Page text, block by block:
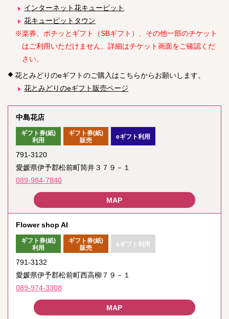
インターネット花キューピット
花キューピットタウン
※楽券、ポチッとギフト（SBギフト）、その他一部のチケット
はご利用いただけません。詳細はチケット画面をご確認くだ
さい。
花とみどりのeギフトのご購入はこちらからお願いします。
花とみどりのeギフト販売ページ
中島花店
ギフト券(紙)
利用
ギフト券(紙)
販売
eギフト利用
791-3120
愛媛県伊予郡松前町筒井３７９－１
089-984-7840
Flower shop AI
ギフト券(紙)
利用
ギフト券(紙)
販売
eギフト利用
791-3132
愛媛県伊予郡松前町西高柳７９－１
089-974-3308